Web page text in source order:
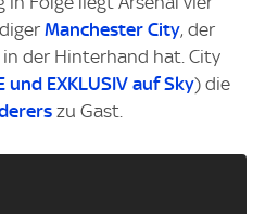
Manchester City, der
der Hinterhand hat. City
und EXKLUSIV auf Sky) die
zu Gast.